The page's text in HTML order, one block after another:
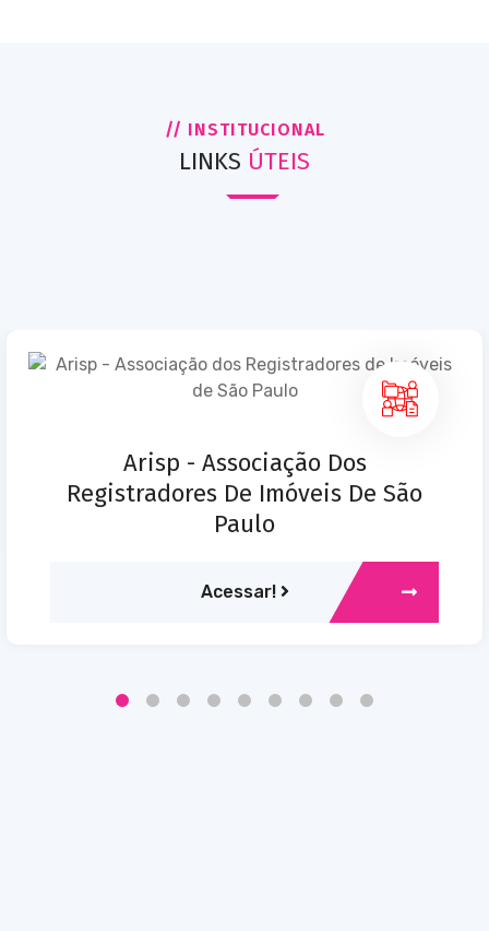
// INSTITUCIONAL
LINKS ÚTEIS
Arisp - Associação Dos
Registradores De Imóveis De São
Paulo
Acessar!